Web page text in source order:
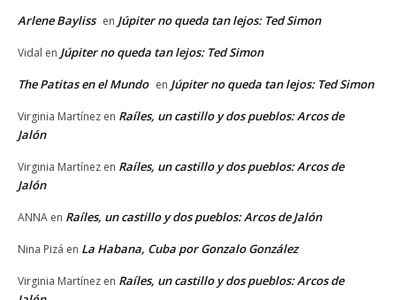
Arlene Bayliss en Júpiter no queda tan lejos: Ted Simon
Vidal en Júpiter no queda tan lejos: Ted Simon
The Patitas en el Mundo en Júpiter no queda tan lejos: Ted Simon
Virginia Martínez en Raíles, un castillo y dos pueblos: Arcos de
Jalón
Virginia Martínez en Raíles, un castillo y dos pueblos: Arcos de
Jalón
ANNA en Raíles, un castillo y dos pueblos: Arcos de Jalón
Nina Pizá en La Habana, Cuba por Gonzalo González
Virginia Martínez en Raíles, un castillo y dos pueblos: Arcos de